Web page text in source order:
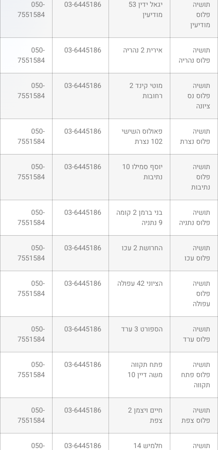
תושיה
פלוס
מודיעין
יגאל ידין 53
מודיעין
03-6445186
050-
7551584
תושיה
פלוס נהריה
אירית 2 נהריה 03-6445186
050-
7551584
תושיה
פלוס נס
ציונה
מוטי קינד 2
רחובות
03-6445186
050-
7551584
תושיה
פלוס נצרת
פאולוס השישי
102 נצרת
03-6445186
050-
7551584
תושיה
פלוס
נתיבות
יוסף סמילו 10
נתיבות
03-6445186
050-
7551584
תושיה
פלוס נתניה
בני ברמן 2 קומה
9 נתניה
03-6445186
050-
7551584
תושיה
פלוס עכו
החרושת 2 עכו 03-6445186
050-
7551584
תושיה
פלוס
עפולה
הציוני 42 עפולה 03-6445186
050-
7551584
תושיה
פלוס ערד
הספורט 3 ערד 03-6445186
050-
7551584
תושיה
פלוס פתח
תקווה
פתח תקווה
משה דיין 10
03-6445186
050-
7551584
תושיה
פלוס צפת
חיים ויצמן 2
צפת
03-6445186
050-
7551584
תושיה
חלמיש 14
03-6445186
050-